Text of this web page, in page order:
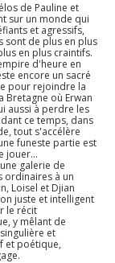
de Pauline et
sur un monde qui
et agressifs,
sont de plus en plus
en plus craintifs.
d'heure en
encore un sacré
pour rejoindre la
Bretagne où Erwan
aussi à perdre les
ce temps, dans
tout s'accélère
funeste partie est
jouer...
galerie de
ordinaires à un
Loisel et Djian
juste et intelligent
le récit
y mêlant de
et
et poétique,